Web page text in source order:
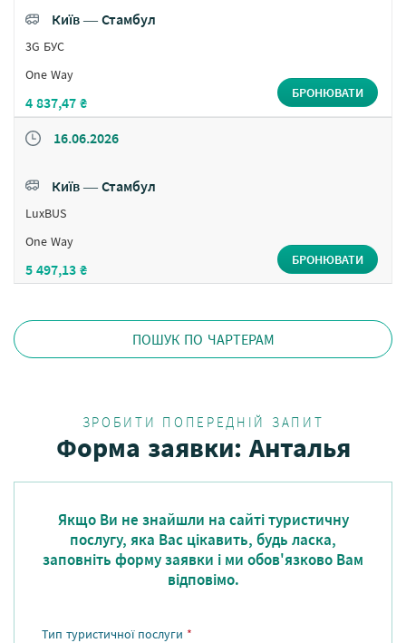
Київ ― Стамбул
3G БУС
One Way
4 837,47 ₴
БРОНЮВАТИ
16.06.2026
Київ ― Стамбул
LuxBUS
One Way
5 497,13 ₴
БРОНЮВАТИ
ПОШУК ПО ЧАРТЕРАМ
ЗРОБИТИ ПОПЕРЕДНІЙ ЗАПИТ
Форма заявки: Анталья
Якщо Ви не знайшли на сайті туристичну
послугу, яка Вас цікавить, будь ласка,
заповніть форму заявки і ми обов'язково Вам
відповімо.
Тип туристичної послуги *